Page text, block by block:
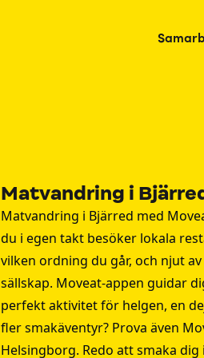
Matvandring i
Matvandring i Bjärred med
du i egen takt besöker lokala
vilken ordning du går, och njut
sällskap. Moveat-appen guidar
perfekt aktivitet för helgen, en
fler smakäventyr? Prova även
Helsingborg. Redo att smaka